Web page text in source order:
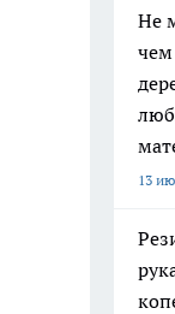
Не
чем
13